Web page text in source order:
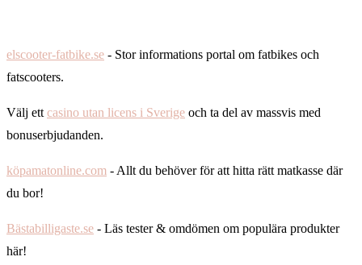
elscooter-fatbike.se - Stor informations portal om fatbikes och
fatscooters.
Välj ett casino utan licens i Sverige och ta del av massvis med
bonuserbjudanden.
köpamatonline.com - Allt du behöver för att hitta rätt matkasse där
du bor!
Bästabilligaste.se - Läs tester & omdömen om populära produkter
här!